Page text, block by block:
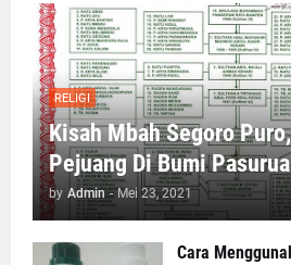
RELIGI
Kisah Mbah Segoro
Pejuang Di Bumi
by Admin - Mei 23, 2021
Cara